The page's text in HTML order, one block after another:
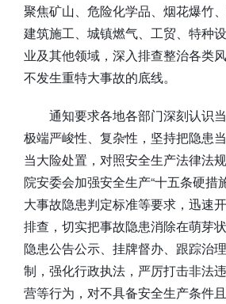
聚焦矿山、危险化学品、烟花爆竹
建筑施工、城镇燃气、工贸、特种
业及其他领域，深入排查整治各类
不发生重特大事故的底线。
通知要求各地各部门深刻认识
极端严峻性、复杂性，坚持把隐患
当大险处置，对照安全生产法律法
院安委会加强安全生产“十五条硬措
大事故隐患判定标准等要求，迅速
排查，切实把事故隐患消除在萌芽
隐患公告公示、挂牌督办、跟踪治
制，强化行政执法，严厉打击非法
营等行为，对不具备安全生产条件